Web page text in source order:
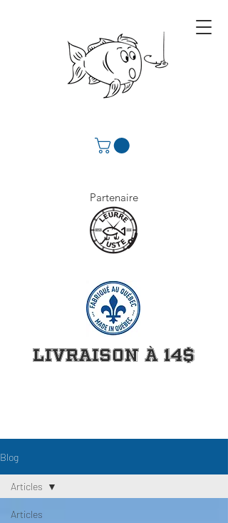
Partenaire
Livraison à 14$
Blog
Articles
Articles